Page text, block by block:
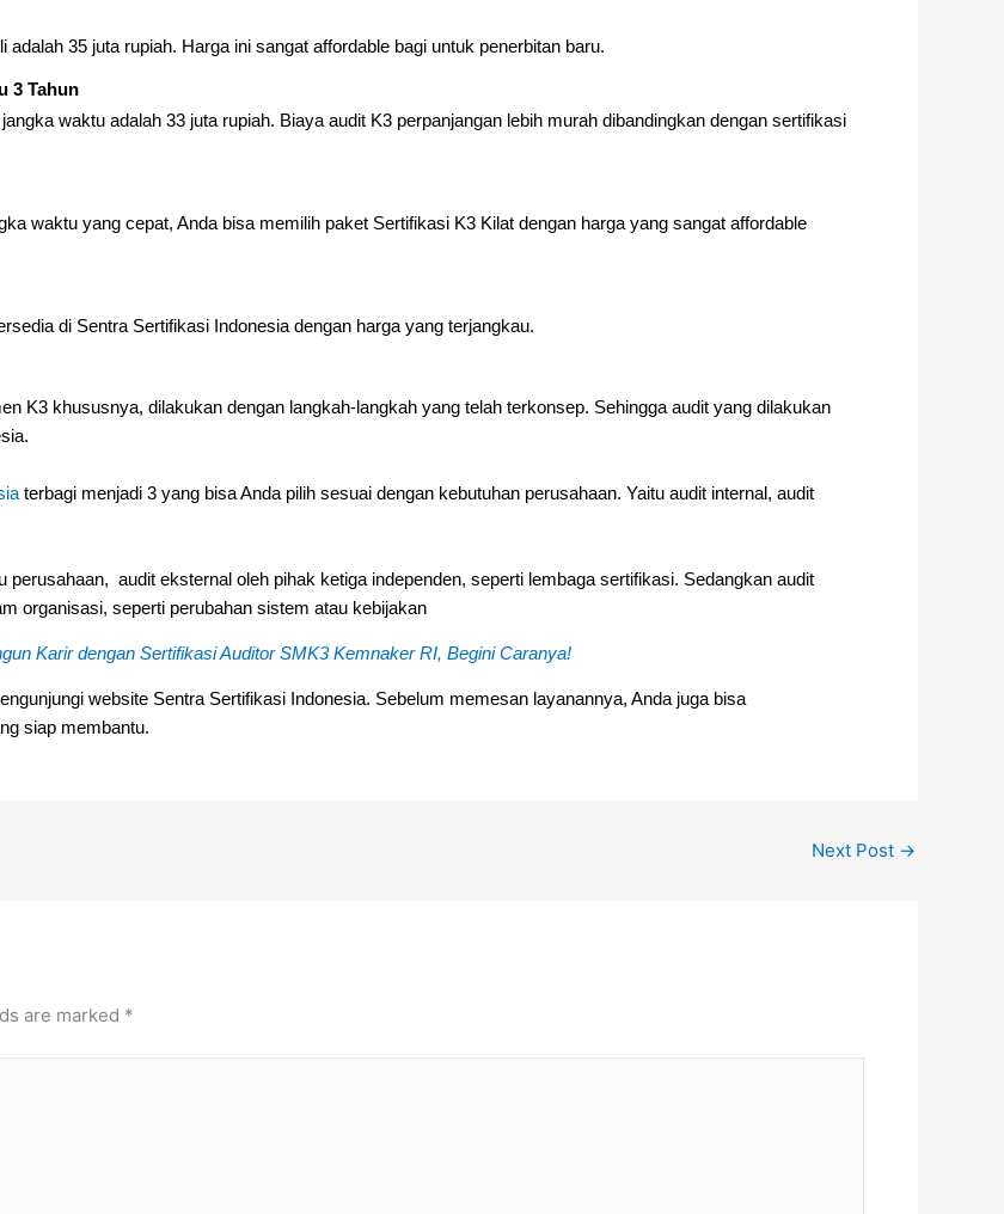
35 juta rupiah. Harga ini sangat affordable bagi untuk penerbitan baru.
3 Tahun
waktu adalah 33 juta rupiah. Biaya audit K3 perpanjangan lebih murah dibandingkan dengan sertifikasi
waktu yang cepat, Anda bisa memilih paket Sertifikasi K3 Kilat dengan harga yang sangat affordable
di Sentra Sertifikasi Indonesia dengan harga yang terjangkau.
K3 khususnya, dilakukan dengan langkah-langkah yang telah terkonsep. Sehingga audit yang dilakukan
terbagi menjadi 3 yang bisa Anda pilih sesuai dengan kebutuhan perusahaan. Yaitu audit internal, audit
perusahaan, audit eksternal oleh pihak ketiga independen, seperti lembaga sertifikasi. Sedangkan audit
organisasi, seperti perubahan sistem atau kebijakan
Karir dengan Sertifikasi Auditor SMK3 Kemnaker RI, Begini Caranya!
website Sentra Sertifikasi Indonesia. Sebelum memesan layanannya, Anda juga bisa
siap membantu.
Next Post →
are marked *